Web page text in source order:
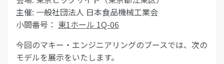
主催: 一般社団法人 日本食品機械工業会
小間番号： 東1ホール 1Q-06
今回のマキー・エンジニアリングのブースでは、次の
モデルを展示をいたします。